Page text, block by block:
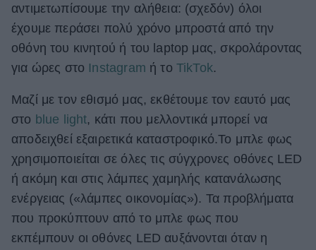
Αφιερώματα
ΒΟΞ
Χωρίς Ταμπέλες
Women's Forum
Hautes Grecians
αντιμετωπίσουμε την αλήθεια: (σχεδόν) όλοι
έχουμε περάσει πολύ χρόνο μπροστά από την
οθόνη του κινητού ή του laptop μας, σκρολάροντας
για ώρες στο Instagram ή το TikTok.
Μαζί με τον εθισμό μας, εκθέτουμε τον εαυτό μας
στο blue light, κάτι που μελλοντικά μπορεί να
αποδειχθεί εξαιρετικά καταστροφικό.Το μπλε φως
χρησιμοποιείται σε όλες τις σύγχρονες οθόνες LED
ή ακόμη και στις λάμπες χαμηλής κατανάλωσης
ενέργειας («λάμπες οικονομίας»). Τα προβλήματα
που προκύπτουν από το μπλε φως που
εκπέμπουν οι οθόνες LED αυξάνονται όταν η